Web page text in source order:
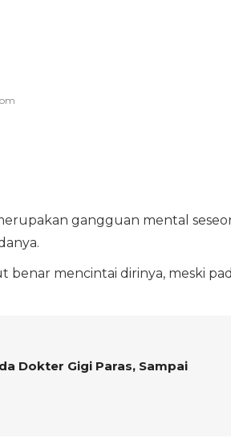
gangguan mental
mencintai dirinya, meski
Dokter Gigi Paras, Sampai